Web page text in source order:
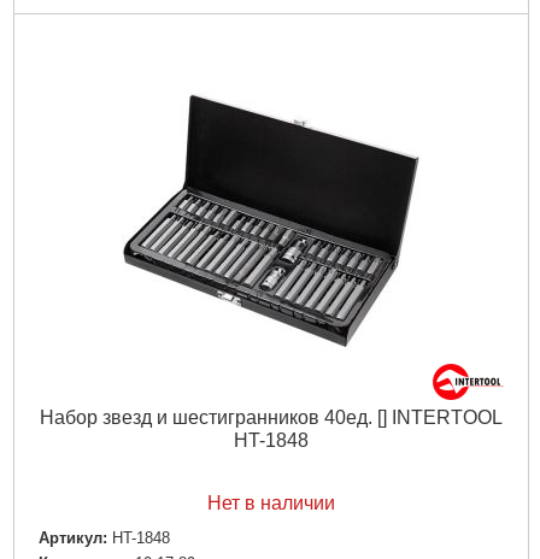
Набор звезд и шестигранников 40ед. [] INTERTOOL
HT-1848
Нет в наличии
Артикул: HT-1848